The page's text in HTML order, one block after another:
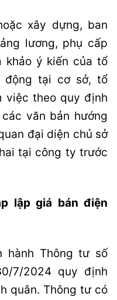
xây dựng, ban
lương, phụ cấp
khảo ý kiến của tổ
động tại cơ sở, tổ
việc theo quy định
văn bản hướng
đại diện chủ sở
tại công ty trước
lập giá bán điện
hành Thông tư số
7/2024 quy định
quân. Thông tư có